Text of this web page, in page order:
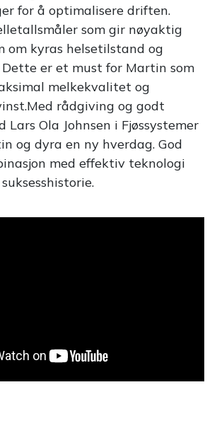
for å optimalisere driften.
som gir nøyaktig
om kyras helsetilstand og
er et must for Martin som
melkekvalitet og
rådgiving og godt
Lars Ola Johnsen i Fjøssystemer
og dyra en ny hverdag. God
med effektiv teknologi